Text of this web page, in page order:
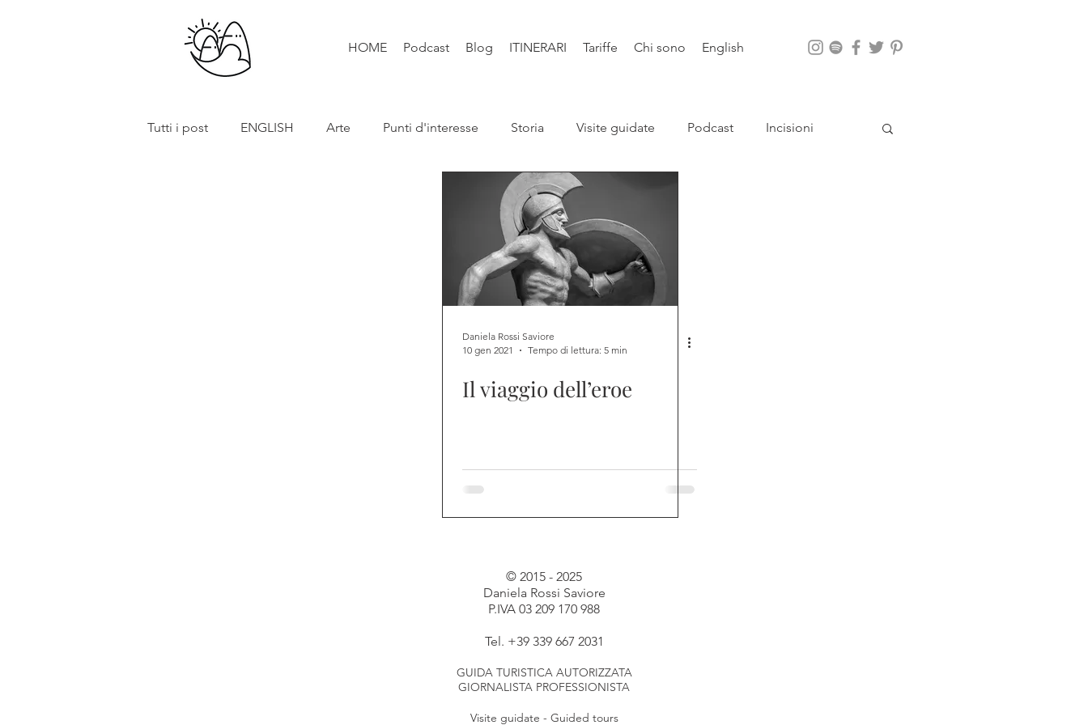
HOME Podcast Blog ITINERARI Tariffe Chi sono English
Tutti i post ENGLISH Arte Punti d'interesse Storia Visite guidate Podcast Incisioni
Santi e Bibbia Video
Daniela Rossi Saviore
10 gen 2021
Tempo di lettura: 5 min
Il viaggio dell’eroe
© 2015 - 2025
Daniela Rossi Saviore
P.IVA 03 209 170 988
Tel. +39 339 667 2031
GUIDA TURISTICA AUTORIZZATA
GIORNALISTA PROFESSIONISTA
Visite guidate - Guided tours